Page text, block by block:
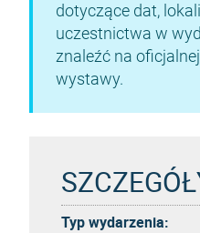
dotyczące dat,
uczestnictwa w
znaleźć na
wystawy.
Typ wydarzenia: